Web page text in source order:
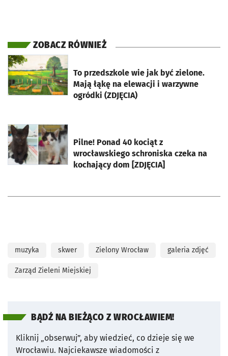
ZOBACZ RÓWNIEŻ
To przedszkole wie jak być zielone.
Mają łąkę na elewacji i warzywne
ogródki (ZDJĘCIA)
otworzy się w nowej karcie
Pilne! Ponad 40 kociąt z
wrocławskiego schroniska czeka na
kochający dom [ZDJĘCIA]
otworzy się w nowej karcie
muzyka skwer Zielony Wrocław galeria zdjęć
Zarząd Zieleni Miejskiej
BĄDŹ NA BIEŻĄCO Z WROCŁAWIEM!
Kliknij „obserwuj”, aby wiedzieć, co dzieje się we
Wrocławiu. Najciekawsze wiadomości z